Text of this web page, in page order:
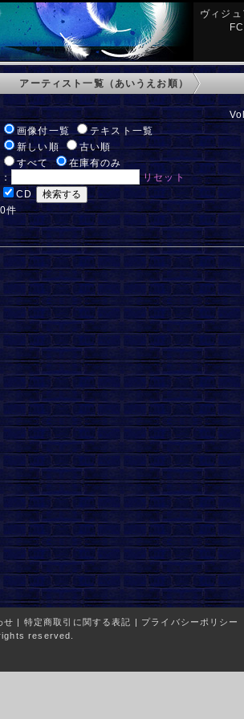
ヴィジ
アーティスト一覧（あいうえお順）
画像付一覧
テキスト一覧
新しい順
古い順
すべて
在庫有のみ
リセット
CD
件
せ | 特定商取引に関する表記 | プライバシーポリシー
reserved.